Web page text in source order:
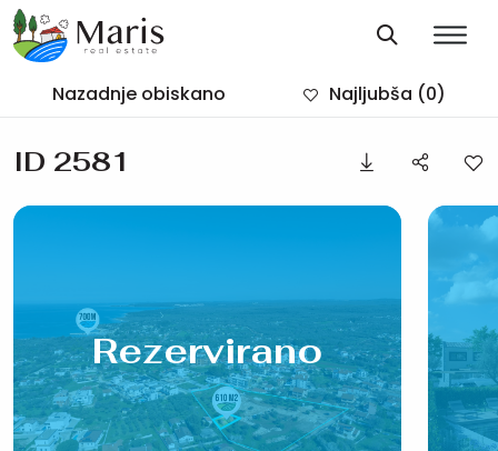
Nazadnje obiskano Najljubša (0)
ID 2581
Rezervirano